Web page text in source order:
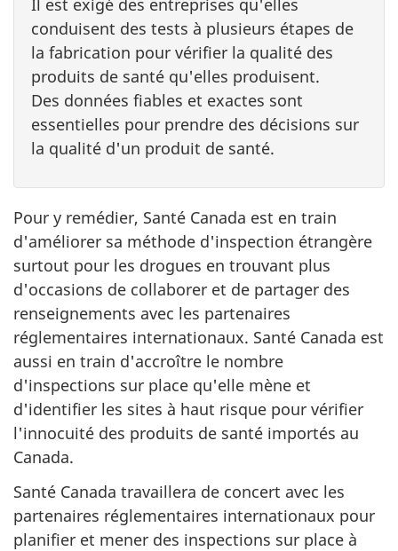
conduisent des tests à plusieurs étapes de
la fabrication pour vérifier la qualité des
produits de santé qu'elles produisent.
Des données fiables et exactes sont
essentielles pour prendre des décisions sur
la qualité d'un produit de santé.
Pour y remédier, Santé Canada est en train
d'améliorer sa méthode d'inspection étrangère
surtout pour les drogues en trouvant plus
d'occasions de collaborer et de partager des
renseignements avec les partenaires
réglementaires internationaux. Santé Canada est
aussi en train d'accroître le nombre
d'inspections sur place qu'elle mène et
d'identifier les sites à haut risque pour vérifier
l'innocuité des produits de santé importés au
Canada.
Santé Canada travaillera de concert avec les
partenaires réglementaires internationaux pour
planifier et mener des inspections sur place à